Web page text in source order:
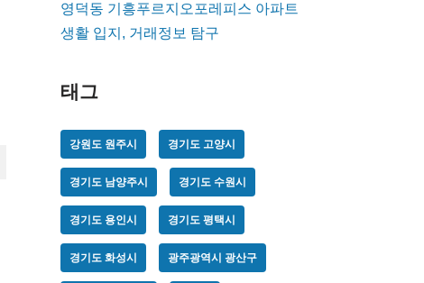
영덕동 기흥푸르지오포레피스 아파트
생활 입지, 거래정보 탐구
태그
강원도 원주시 경기도 고양시
경기도 남양주시 경기도 수원시
경기도 용인시 경기도 평택시
경기도 화성시 광주광역시 광산구